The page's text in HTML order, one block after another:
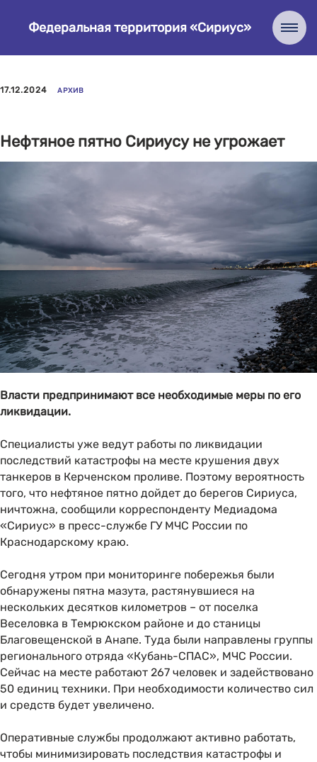
Федеральная территория «Сириус»
17.12.2024 АРХИВ
Нефтяное пятно Сириусу не угрожает
Власти предпринимают все необходимые меры по его
ликвидации.
Специалисты уже ведут работы по ликвидации
последствий катастрофы на месте крушения двух
танкеров в Керченском проливе. Поэтому вероятность
того, что нефтяное пятно дойдет до берегов Сириуса,
ничтожна, сообщили корреспонденту Медиадома
«Сириус» в пресс-службе ГУ МЧС России по
Краснодарскому краю.
Сегодня утром при мониторинге побережья были
обнаружены пятна мазута, растянувшиеся на
нескольких десятков километров – от поселка
Веселовка в Темрюкском районе и до станицы
Благовещенской в Анапе. Туда были направлены группы
регионального отряда «Кубань-СПАС», МЧС России.
Сейчас на месте работают 267 человек и задействовано
50 единиц техники. При необходимости количество сил
и средств будет увеличено.
Оперативные службы продолжают активно работать,
чтобы минимизировать последствия катастрофы и